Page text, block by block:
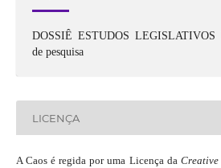
DOSSIÊ ESTUDOS LEGISLATIVOS
de pesquisa
LICENÇA
A Caos é regida por uma Licença da Creative